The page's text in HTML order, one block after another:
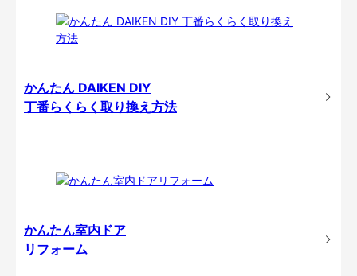
かんたん DAIKEN DIY
丁番らくらく取り換え方法
かんたん室内ドア
リフォーム